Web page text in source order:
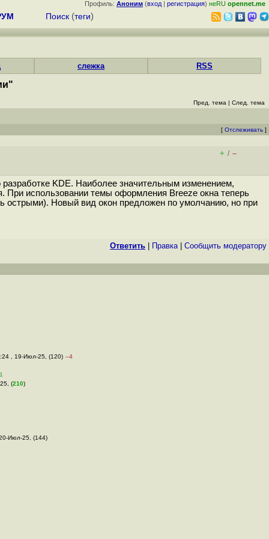
Профиль: Аноним (вход | регистрация) неRU opennet.me
Поиск (теги)
слежка RSS
Пред. тема | След. тема
[ Отслеживать ]
+ / –
KDE. Наиболее значительным изменением,
При использовании темы оформления Breeze окна теперь
острыми). Новый вид окон предложен по умолчанию, но при
Ответить Правка| Cообщить модератору
, 19-Июл-25, (120) –4
(210)
Июл-25, (144)